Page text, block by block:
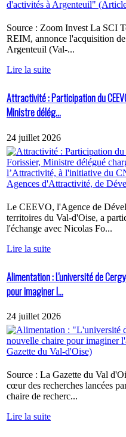
Source : Zoom Invest La SCI
REIM, annonce l'acquisition
Argenteuil (Val-...
Lire la suite
Attractivité : Participation du
Ministre délég...
24 juillet 2026
Le CEEVO, l'Agence de
territoires du Val-d'Oise, a
l'échange avec Nicolas Fo...
Lire la suite
Alimentation : L'université de
pour imaginer l...
24 juillet 2026
Source : La Gazette du Val
cœur des recherches lancées
chaire de recherc...
Lire la suite